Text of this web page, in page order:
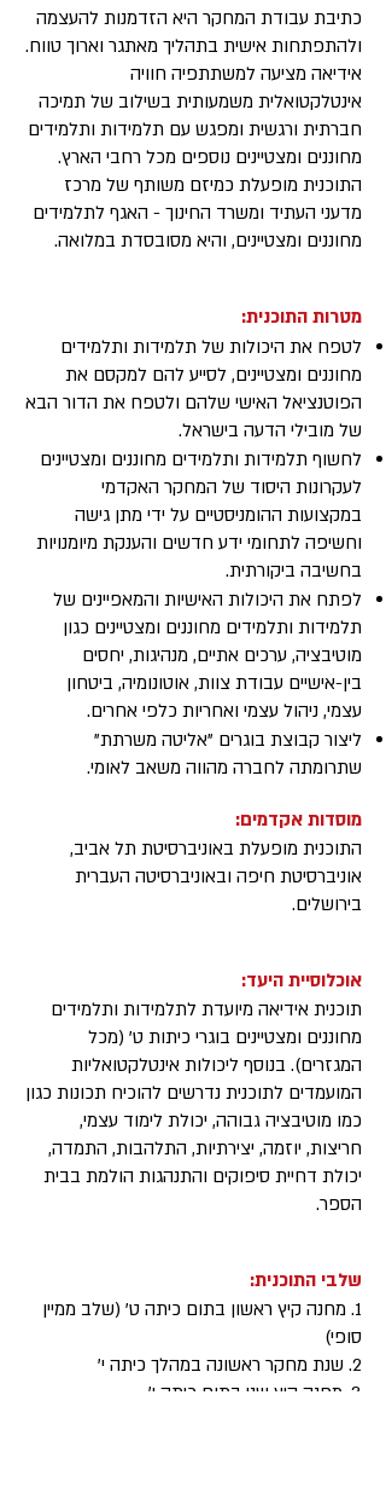
כתיבת עבודת המחקר היא הזדמנות להעצמה
ולהתפתחות אישית בתהליך מאתגר וארוך טווח.
אידיאה מציעה למשתתפיה חוויה
אינטלקטואלית משמעותית בשילוב של תמיכה
חברתית ורגשית ומפגש עם תלמידות ותלמידים
מחוננים ומצטיינים נוספים מכל רחבי הארץ.
התוכנית מופעלת כמיזם משותף של מרכז
מדעני העתיד ומשרד החינוך - האגף לתלמידים
מחוננים ומצטיינים, והיא מסובסדת במלואה.
מטרות התוכנית:
לטפח את היכולות של תלמידות ותלמידים
מחוננים ומצטיינים, לסייע להם למקסם את
הפוטנציאל האישי שלהם ולטפח את הדור הבא
של מובילי הדעה בישראל.
לחשוף תלמידות ותלמידים מחוננים ומצטיינים
לעקרונות היסוד של המחקר האקדמי
במקצועות ההומניסטיים על ידי מתן גישה
וחשיפה לתחומי ידע חדשים והענקת מיומנויות
בחשיבה ביקורתית.
לפתח את היכולות האישיות והמאפיינים של
תלמידות ותלמידים מחוננים ומצטיינים כגון
מוטיבציה, ערכים אתיים, מנהיגות, יחסים
בין-אישיים עבודת צוות, אוטונומיה, ביטחון
עצמי, ניהול עצמי ואחריות כלפי אחרים.
ליצור קבוצת בוגרים "אליטה משרתת"
שתרומתה לחברה מהווה משאב לאומי.
מוסדות אקדמים:
התוכנית מופעלת באוניברסיטת תל אביב,
אוניברסיטת חיפה ובאוניברסיטה העברית
בירושלים.
אוכלוסיית היעד:
תוכנית אידיאה מיועדת לתלמידות ותלמידים
מחוננים ומצטיינים בוגרי כיתות ט' (מכל
המגזרים). בנוסף ליכולות אינטלקטואליות
המועמדים לתוכנית נדרשים להוכיח תכונות כגון
כמו מוטיבציה גבוהה, יכולת לימוד עצמי,
חריצות, יוזמה, יצירתיות, התלהבות, התמדה,
יכולת דחיית סיפוקים והתנהגות הולמת בבית
הספר.
שלבי התוכנית:
1. מחנה קיץ ראשון בתום כיתה ט' (שלב ממיין
סופי)
2. שנת מחקר ראשונה במהלך כיתה י'
3. מחנה קיץ שני בתום כיתה י'